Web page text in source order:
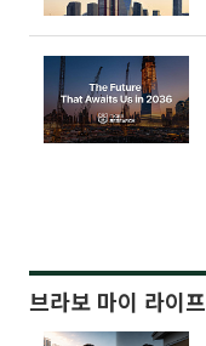
브라보 마이 라이프